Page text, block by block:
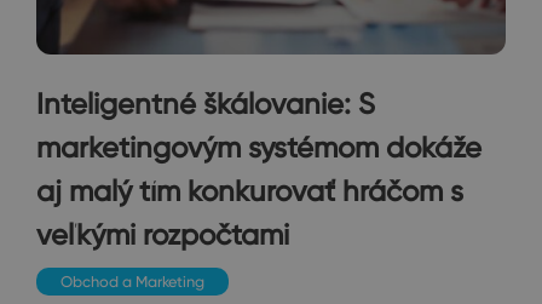
Inteligentné škálovanie: S
marketingovým systémom dokáže
aj malý tím konkurovať hráčom s
veľkými rozpočtami
Obchod a Marketing